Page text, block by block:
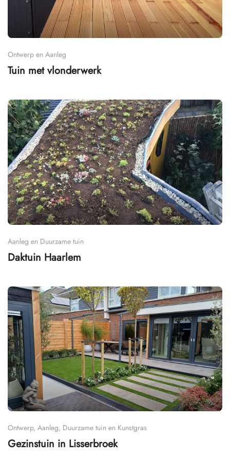
Ontwerp en Aanleg
Tuin met vlonderwerk
Aanleg en Duurzame tuin
Daktuin Haarlem
Ontwerp, Aanleg, Duurzame tuin en Kunstgras
Gezinstuin in Lisserbroek